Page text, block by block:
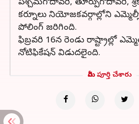
పశ్చిమగోదావరి, తూర్పుగోదావరి,
కర్నూలు నియోజకవర్గాల్లోని
పోలింగ్ జరిగింది.
ఫిబ్రవరి 16న రెండు రాష్ట్రాల్లో
నోటిఫికేషన్ విడుదలైంది.
మీరు పూర్తి చేశారు